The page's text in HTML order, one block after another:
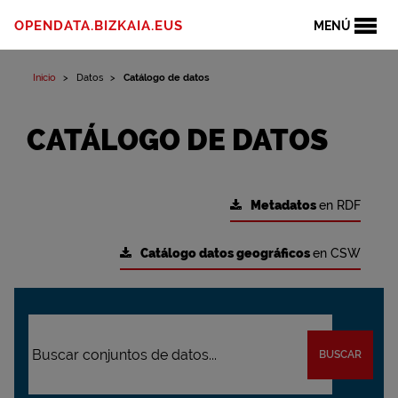
MENÚ
OPENDATA.BIZKAIA.EUS
Inicio Datos Catálogo de datos
CATÁLOGO DE DATOS
Metadatosen RDF
Catálogo datos geográficosen CSW
BUSCAR